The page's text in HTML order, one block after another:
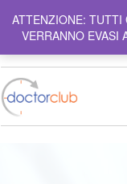
ATTENZIONE: TUTTI
VERRANNO EVASI